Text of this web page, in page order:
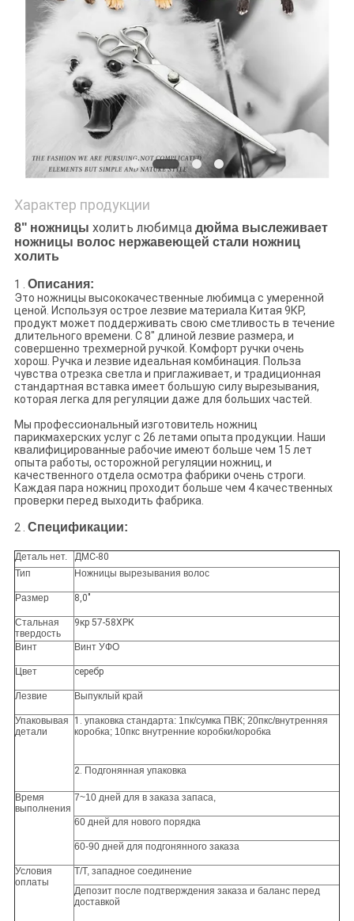
Характер продукции
8" ножницы холить любимца дюйма выслеживает
ножницы волос нержавеющей стали ножниц
холить
1 . Описания:
Это ножницы высококачественные любимца с умеренной
ценой. Используя острое лезвие материала Китая 9КР,
продукт может поддерживать свою сметливость в течение
длительного времени. С 8" длиной лезвие размера, и
совершенно трехмерной ручкой. Комфорт ручки очень
хорош. Ручка и лезвие идеальная комбинация. Польза
чувства отрезка светла и приглаживает, и традиционная
стандартная вставка имеет большую силу вырезывания,
которая легка для регуляции даже для больших частей.
Мы профессиональный изготовитель ножниц
парикмахерских услуг с 26 летами опыта продукции. Наши
квалифицированные рабочие имеют больше чем 15 лет
опыта работы, осторожной регуляции ножниц, и
качественного отдела осмотра фабрики очень строги.
Каждая пара ножниц проходит больше чем 4 качественных
проверки перед выходить фабрика.
2 . Спецификации:
Деталь нет.
ДМС-80
Тип
Ножницы вырезывания волос
Размер 8,0"
Стальная
твердость
9кр 57-58ХРК
Винт Винт УФО
Цвет серебр
Лезвие Выпуклый край
Упаковывая
детали
1. упаковка стандарта: 1пк/сумка ПВК; 20пкс/внутренняя
коробка; 10пкс внутренние коробки/коробка
2. Подгонянная упаковка
Время
выполнения
7~10 дней для в заказа запаса,
60 дней для нового порядка
60-90 дней для подгонянного заказа
Условия
оплаты
Т/Т, западное соединение
Депозит после подтверждения заказа и баланс перед
доставкой